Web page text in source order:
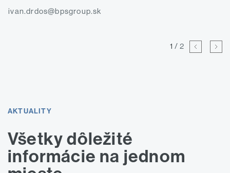
2 / 2
AKTUALITY
Všetky dôležité
informácie na jednom